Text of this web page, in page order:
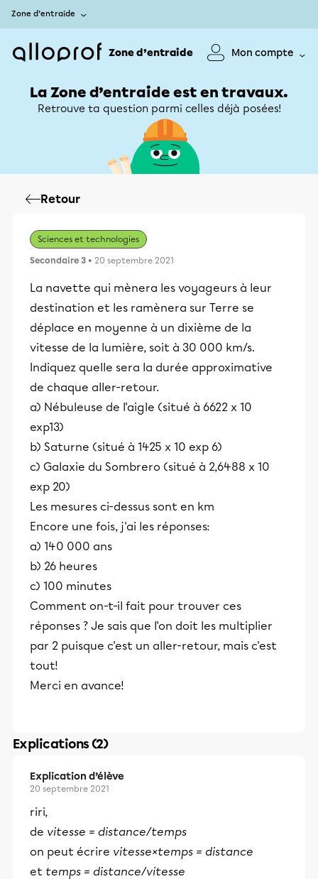
Zone d’entraide
Zone d’entraide Mon compte
La Zone d’entraide est en travaux.
Retrouve ta question parmi celles déjà posées!
Retour
Sciences et technologies
Secondaire 3 • 20 septembre 2021
La navette qui mènera les voyageurs à leur
destination et les ramènera sur Terre se
déplace en moyenne à un dixième de la
vitesse de la lumière, soit à 30 000 km/s.
Indiquez quelle sera la durée approximative
de chaque aller-retour.
a) Nébuleuse de l'aigle (situé à 6622 x 10
exp13)
b) Saturne (situé à 1425 x 10 exp 6)
c) Galaxie du Sombrero (situé à 2,6488 x 10
exp 20)
Les mesures ci-dessus sont en km
Encore une fois, j'ai les réponses:
a) 140 000 ans
b) 26 heures
c) 100 minutes
Comment on-t-il fait pour trouver ces
réponses ? Je sais que l'on doit les multiplier
par 2 puisque c'est un aller-retour, mais c'est
tout!
Merci en avance!
Explications (2)
Explication d’élève
20 septembre 2021
riri,
de vitesse = distance/temps
on peut écrire vitesse×temps = distance
et temps = distance/vitesse